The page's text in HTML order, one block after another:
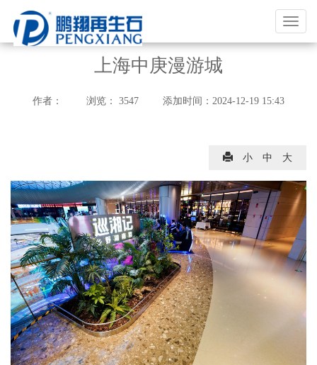
福
建
司
上海中庚漫游城
作者： 浏览： 3547 添加时间： 2024-12-19 15:43
小 中 大